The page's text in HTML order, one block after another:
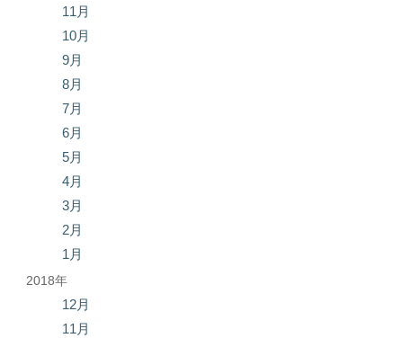
11月
10月
9月
8月
7月
6月
5月
4月
3月
2月
1月
2018年
12月
11月